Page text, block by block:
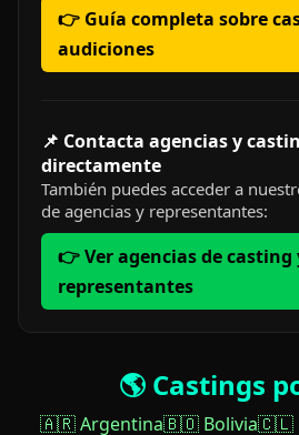
👉 Guía completa sobre
audiciones
📌 Contacta agencias y
directamente
También puedes acceder a
de agencias y representantes:
👉 Ver agencias de casting
representantes
🌎 Castings
🇦🇷 Argentina🇧🇴 Bolivia🇨🇱